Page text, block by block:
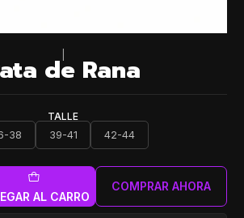
de Rana
TALLE
38
39-41 42-44
AL CARRO
COMPRAR AHORA